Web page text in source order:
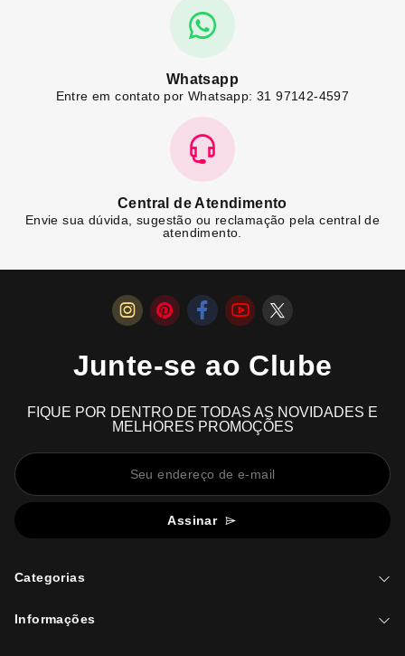
Whatsapp
Entre em contato por Whatsapp: 31 97142-4597
Central de Atendimento
Envie sua dúvida, sugestão ou reclamação pela central de
atendimento.
Junte-se ao Clube
FIQUE POR DENTRO DE TODAS AS NOVIDADES E
MELHORES PROMOÇÕES
Assinar
Categorias
Informações